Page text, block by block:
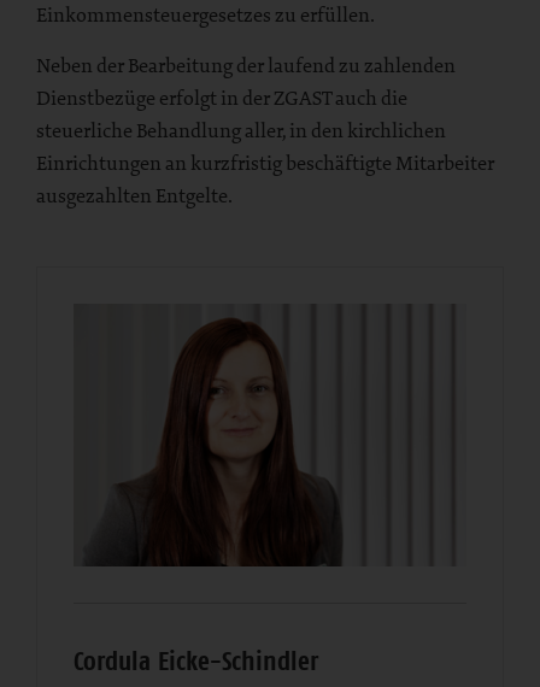
Einkommensteuergesetzes zu erfüllen.
Neben der Bearbeitung der laufend zu zahlenden
Dienstbezüge erfolgt in der ZGAST auch die
steuerliche Behandlung aller, in den kirchlichen
Einrichtungen an kurzfristig beschäftigte Mitarbeiter
ausgezahlten Entgelte.
Cordula Eicke-Schindler